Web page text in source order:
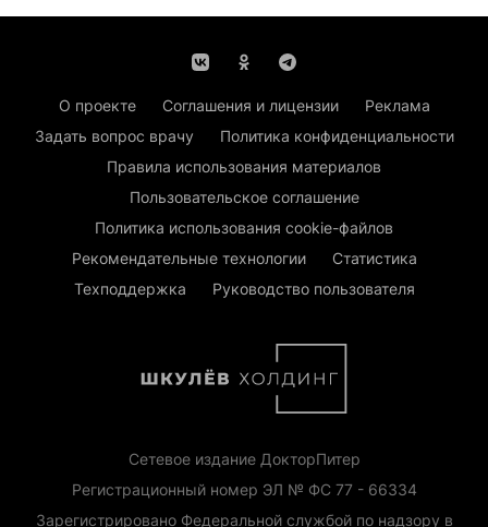
О проекте Соглашения и лицензии
Реклама
Задать вопрос врачу
Политика конфиденциальности
Правила использования материалов
Пользовательское соглашение
Политика использования cookie-файлов
Рекомендательные технологии
Статистика
Техподдержка
Руководство пользователя
Сетевое издание ДокторПитер
Регистрационный номер ЭЛ № ФС 77 - 66334
Зарегистрировано Федеральной службой по надзору в